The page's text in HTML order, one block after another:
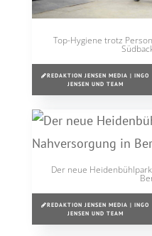
Top-Hygiene trotz
REDAKTION JENSEN MEDIA | INGO
JENSEN UND TEAM
Der neue
REDAKTION JENSEN MEDIA | INGO
JENSEN UND TEAM